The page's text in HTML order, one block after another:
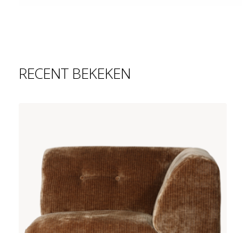
RECENT BEKEKEN